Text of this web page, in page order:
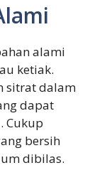
alami
ketiak.
sitrat dalam
dapat
Cukup
bersih
dibilas.